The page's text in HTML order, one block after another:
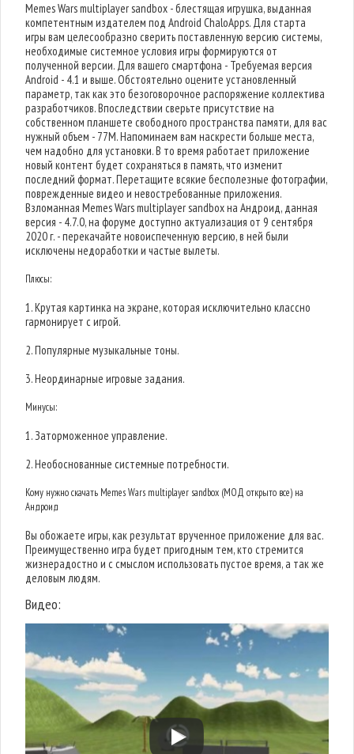
Memes Wars multiplayer sandbox - блестящая игрушка, выданная
компетентным издателем под Android ChaloApps. Для старта
игры вам целесообразно сверить поставленную версию системы,
необходимые системное условия игры формируются от
полученной версии. Для вашего смартфона - Требуемая версия
Android - 4.1 и выше. Обстоятельно оцените установленный
параметр, так как это безоговорочное распоряжение коллектива
разработчиков. Впоследствии сверьте присутствие на
собственном планшете свободного пространства памяти, для вас
нужный объем - 77M. Напоминаем вам наскрести больше места,
чем надобно для установки. В то время работает приложение
новый контент будет сохраняться в память, что изменит
последний формат. Перетащите всякие бесполезные фотографии,
поврежденные видео и невостребованные приложения.
Взломанная Memes Wars multiplayer sandbox на Андроид, данная
версия - 4.7.0, на форуме доступно актуализация от 9 сентября
2020 г. - перекачайте новоиспеченную версию, в ней были
исключены недоработки и частые вылеты.
Плюсы:
1. Крутая картинка на экране, которая исключительно классно
гармонирует с игрой.
2. Популярные музыкальные тоны.
3. Неординарные игровые задания.
Минусы:
1. Заторможенное управление.
2. Необоснованные системные потребности.
Кому нужно скачать Memes Wars multiplayer sandbox (МОД открыто все) на
Андроид
Вы обожаете игры, как результат врученное приложение для вас.
Преимущественно игра будет пригодным тем, кто стремится
жизнерадостно и с смыслом использовать пустое время, а так же
деловым людям.
Видео: